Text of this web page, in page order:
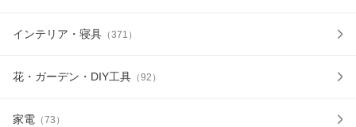
インテリア・寝具 （371 ）
花・ガーデン・DIY工具 （92 ）
家電 （73 ）